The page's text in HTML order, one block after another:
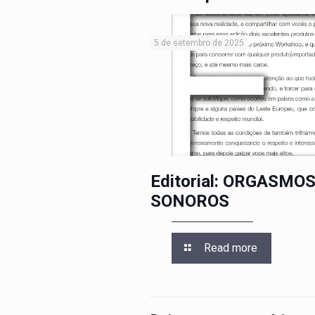
5 de setembro de 2025
Editorial: ORGASMOS
SONOROS
Read more